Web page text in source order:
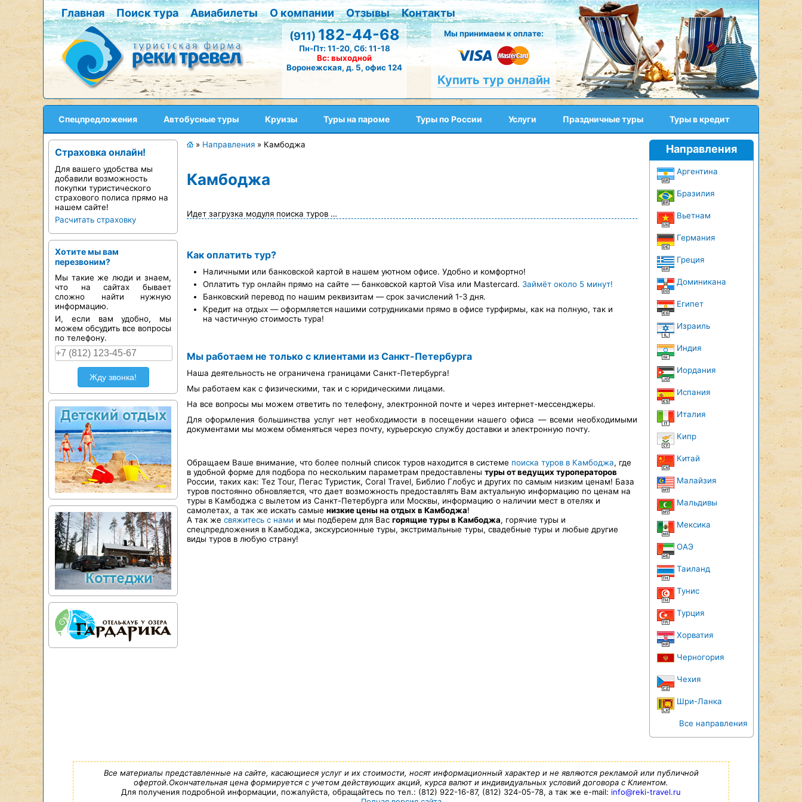
Главная Поиск тура Авиабилеты О компании Отзывы
Контакты
(911)182-44-68
Пн-Пт: 11-20, Сб: 11-18
Вс: выходной
Воронежская, д. 5, офис 124
Мы принимаем к оплате:
Купить тур онлайн
Спецпредложения Автобусные туры Круизы Туры на пароме Туры по России Услуги Праздничные туры Туры в кредит
Страховка онлайн!
Для вашего удобства мы
добавили возможность
покупки туристического
страхового полиса прямо на
нашем сайте!
Расчитать страховку
Хотите мы вам
перезвоним?
Мы такие же люди и знаем,
что на сайтах бывает
сложно найти нужную
информацию.
И, если вам удобно, мы
можем обсудить все вопросы
по телефону.
Жду звонка!
» Направления » Камбоджа
Камбоджа
Идет загрузка модуля поиска туров …
Как оплатить тур?
Наличными или банковской картой в нашем уютном офисе. Удобно и комфортно!
Оплатить тур онлайн прямо на сайте — банковской картой Visa или Mastercard. Займёт около 5 минут!
Банковский перевод по нашим реквизитам — срок зачислений 1-3 дня.
Кредит на отдых — оформляется нашими сотрудниками прямо в офисе турфирмы, как на полную, так и
на частичную стоимость тура!
Мы работаем не только с клиентами из Санкт-Петербурга
Наша деятельность не ограничена границами Санкт-Петербурга!
Мы работаем как с физическими, так и с юридическими лицами.
На все вопросы мы можем ответить по телефону, электронной почте и через интернет-мессенджеры.
Для оформления большинства услуг нет необходимости в посещении нашего офиса — всеми необходимыми
документами мы можем обменяться через почту, курьерскую службу доставки и электронную почту.
Обращаем Ваше внимание, что более полный список туров находится в системе поиска туров в Камбоджа, где
в удобной форме для подбора по нескольким параметрам предоставлены туры от ведущих туроператоров
России, таких как: Tez Tour, Пегас Туристик, Coral Travel, Библио Глобус и других по самым низким ценам! База
туров постоянно обновляется, что дает возможность предоставлять Вам актуальную информацию по ценам на
туры в Камбоджа с вылетом из Санкт-Петербурга или Москвы, информацию о наличии мест в отелях и
самолетах, а так же искать самые низкие цены на отдых в Камбоджа!
А так же свяжитесь с нами и мы подберем для Вас горящие туры в Камбоджа, горячие туры и
спецпредложения в Камбоджа, экскурсионные туры, экстримальные туры, свадебные туры и любые другие
виды туров в любую страну!
Направления
Аргентина
Бразилия
Вьетнам
Германия
Греция
Доминикана
Египет
Израиль
Индия
Иордания
Испания
Италия
Кипр
Китай
Малайзия
Мальдивы
Мексика
ОАЭ
Таиланд
Тунис
Турция
Хорватия
Черногория
Чехия
Шри-Ланка
Все направления
Все материалы представленные на сайте, касающиеся услуг и их стоимости, носят информационный характер и не являются рекламой или публичной
офертой.Окончательная цена формируется с учетом действующих акций, курса валют и индивидуальных условий договора с Клиентом.
Для получения подробной информации, пожалуйста, обращайтесь по тел.: (812) 922-16-87, (812) 324-05-78, а так же e-mail: info@reki-travel.ru